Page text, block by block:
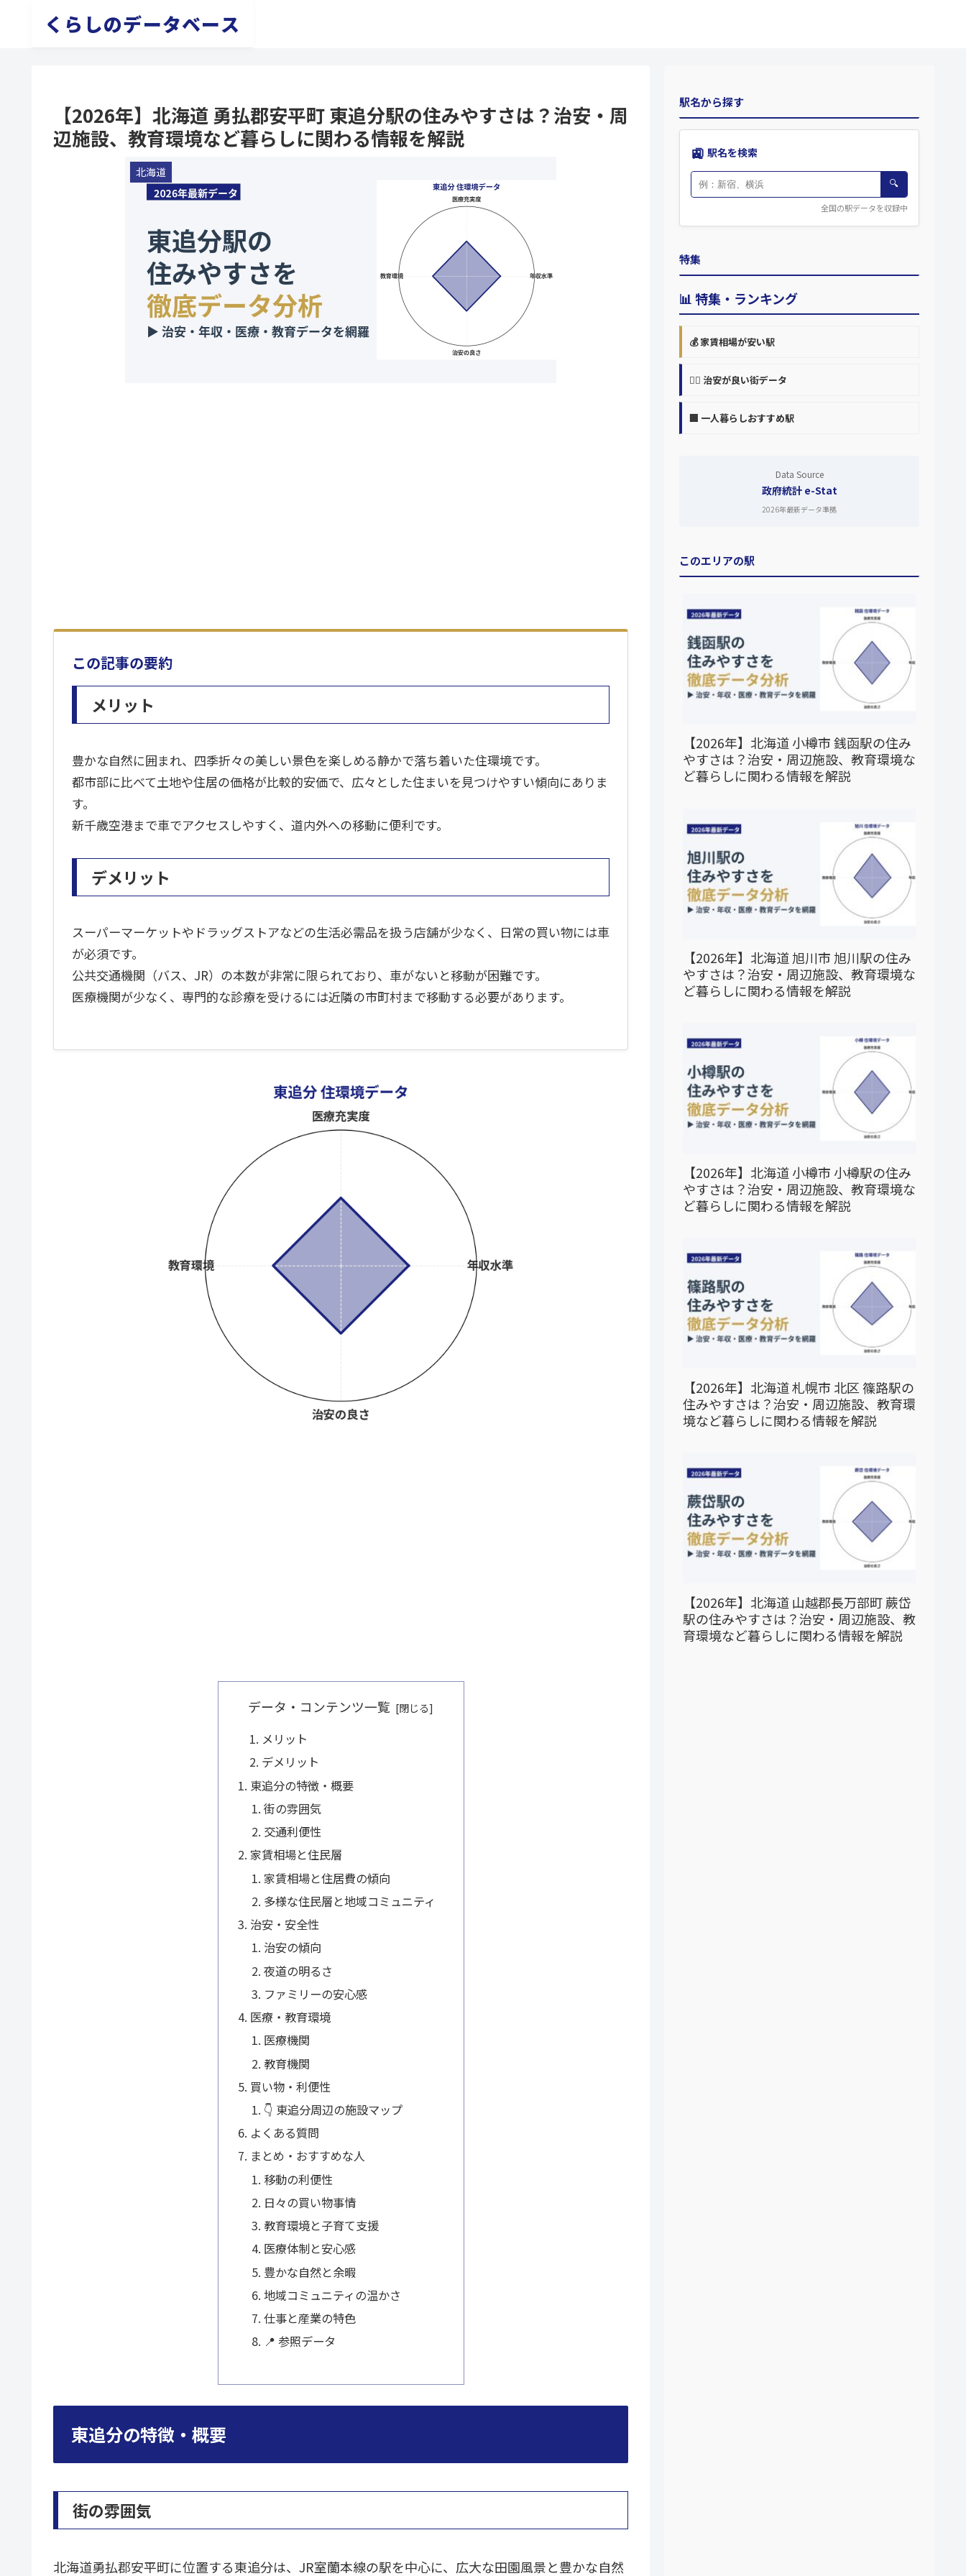
くらしのデータベース
【2026年】北海道 勇払郡安平町 東追分駅の住みやすさは？治安・周
辺施設、教育環境など暮らしに関わる情報を解説
北海道
この記事の要約
メリット
豊かな自然に囲まれ、四季折々の美しい景色を楽しめる静かで落ち着いた住環境です。
都市部に比べて土地や住居の価格が比較的安価で、広々とした住まいを見つけやすい傾向にありま
す。
新千歳空港まで車でアクセスしやすく、道内外への移動に便利です。
デメリット
スーパーマーケットやドラッグストアなどの生活必需品を扱う店舗が少なく、日常の買い物には車
が必須です。
公共交通機関（バス、JR）の本数が非常に限られており、車がないと移動が困難です。
医療機関が少なく、専門的な診療を受けるには近隣の市町村まで移動する必要があります。
データ・コンテンツ一覧
メリット
デメリット
東追分の特徴・概要
街の雰囲気
交通利便性
家賃相場と住民層
家賃相場と住居費の傾向
多様な住民層と地域コミュニティ
治安・安全性
治安の傾向
夜道の明るさ
ファミリーの安心感
医療・教育環境
医療機関
教育機関
買い物・利便性
👇 東追分周辺の施設マップ
よくある質問
まとめ・おすすめな人
移動の利便性
日々の買い物事情
教育環境と子育て支援
医療体制と安心感
豊かな自然と余暇
地域コミュニティの温かさ
仕事と産業の特色
📍 参照データ
東追分の特徴・概要
街の雰囲気
北海道勇払郡安平町に位置する東追分は、JR室蘭本線の駅を中心に、広大な田園風景と豊かな自然
駅名から探す
🚉 駅名を検索
🔍
全国の駅データを収録中
特集
📊 特集・ランキング
💰 家賃相場が安い駅
👮‍♀️ 治安が良い街データ
🏢 一人暮らしおすすめ駅
Data Source
政府統計 e-Stat
2026年最新データ準拠
このエリアの駅
【2026年】北海道 小樽市 銭函駅の住み
やすさは？治安・周辺施設、教育環境な
ど暮らしに関わる情報を解説
【2026年】北海道 旭川市 旭川駅の住み
やすさは？治安・周辺施設、教育環境な
ど暮らしに関わる情報を解説
【2026年】北海道 小樽市 小樽駅の住み
やすさは？治安・周辺施設、教育環境な
ど暮らしに関わる情報を解説
【2026年】北海道 札幌市 北区 篠路駅の
住みやすさは？治安・周辺施設、教育環
境など暮らしに関わる情報を解説
【2026年】北海道 山越郡長万部町 蕨岱
駅の住みやすさは？治安・周辺施設、教
育環境など暮らしに関わる情報を解説